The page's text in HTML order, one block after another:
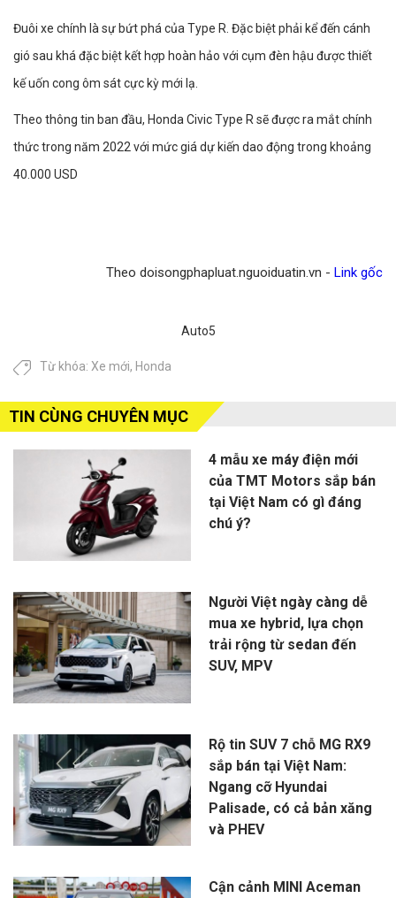
Đuôi xe chính là sự bứt phá của Type R. Đặc biệt phải kể đến cánh
gió sau khá đặc biệt kết hợp hoàn hảo với cụm đèn hậu được thiết
kế uốn cong ôm sát cực kỳ mới lạ.
Theo thông tin ban đầu, Honda Civic Type R sẽ được ra mắt chính
thức trong năm 2022 với mức giá dự kiến dao động trong khoảng
40.000 USD
Theo doisongphapluat.nguoiduatin.vn - Link gốc
Auto5
Từ khóa: Xe mới, Honda
TIN CÙNG CHUYÊN MỤC
4 mẫu xe máy điện mới
của TMT Motors sắp bán
tại Việt Nam có gì đáng
chú ý?
Người Việt ngày càng dễ
mua xe hybrid, lựa chọn
trải rộng từ sedan đến
SUV, MPV
Rộ tin SUV 7 chỗ MG RX9
sắp bán tại Việt Nam:
Ngang cỡ Hyundai
Palisade, có cả bản xăng
và PHEV
Cận cảnh MINI Aceman